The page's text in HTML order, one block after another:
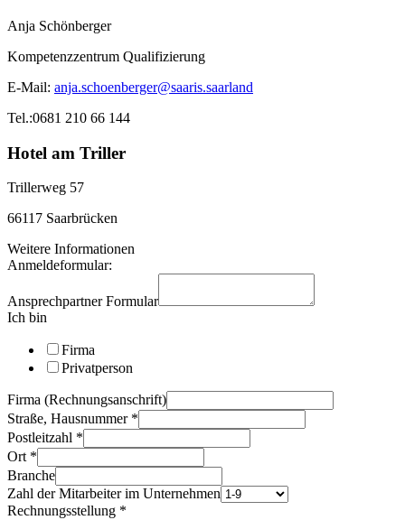
Anja Schönberger
Kompetenzzentrum Qualifizierung
E-Mail: anja.schoenberger@saaris.saarland
Tel.:0681 210 66 144
Hotel am Triller
Trillerweg 57
66117 Saarbrücken
Weitere Informationen
Anmeldeformular:
Ansprechpartner Formular
Ich bin
Firma
Privatperson
Firma (Rechnungsanschrift)
Straße, Hausnummer *
Postleitzahl *
Ort *
Branche
Zahl der Mitarbeiter im Unternehmen
Rechnungsstellung *